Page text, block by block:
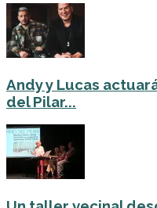
Andy y Lucas
del Pilar...